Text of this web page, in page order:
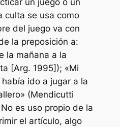
un juego o un
culta se usa como
del juego va con
la preposición a:
la mañana a la
[Arg. 1995]); «Mi
ido a jugar a la
(Mendicutti
es uso propio de la
el artículo, algo